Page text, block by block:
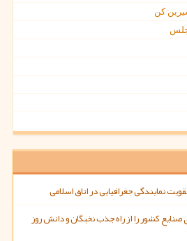
کن
نمایندگی جغرافیایی در اتاق اسلامی
کشور را از راه جذب نخبگان و دانش روز